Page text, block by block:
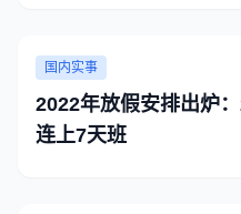
国内实事
2022年放假安排出炉
连上7天班